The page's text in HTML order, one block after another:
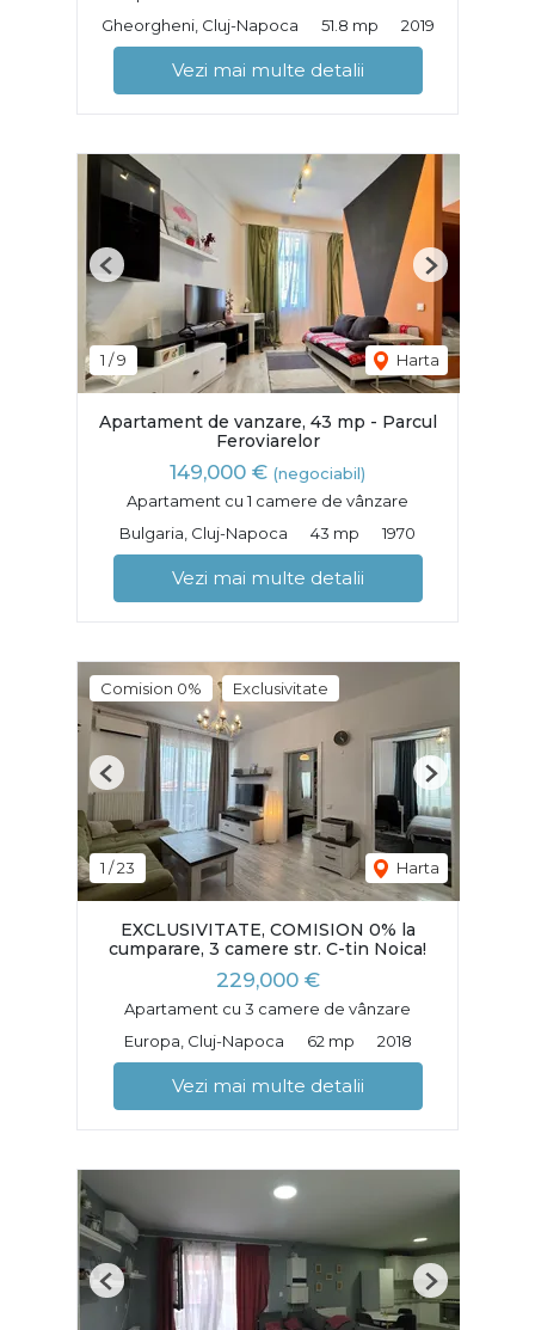
Gheorgheni, Cluj-Napoca
51.8 mp 2019
Vezi mai multe detalii
1 /9 Harta
Previous Next
Apartament de vanzare, 43 mp - Parcul
Feroviarelor
149,000 € (negociabil)
Apartament cu 1 camere de vânzare
Bulgaria, Cluj-Napoca
43 mp 1970
Vezi mai multe detalii
Comision 0% Exclusivitate
1 /23 Harta
Previous Next
EXCLUSIVITATE, COMISION 0% la
cumparare, 3 camere str. C-tin Noica!
229,000 €
Apartament cu 3 camere de vânzare
Europa, Cluj-Napoca
62 mp 2018
Vezi mai multe detalii
Previous Next